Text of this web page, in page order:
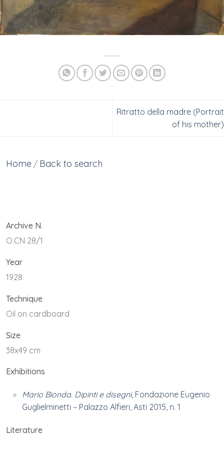
Ritratto della madre (Portrait
of his mother)
Home / Back to search
Archive N.
O.CN 28/1
Year
1928
Technique
Oil on cardboard
Size
38x49 cm
Exhibitions
Mario Bionda. Dipinti e disegni, Fondazione Eugenio
Guglielminetti – Palazzo Alfieri, Asti 2015, n. 1
Literature